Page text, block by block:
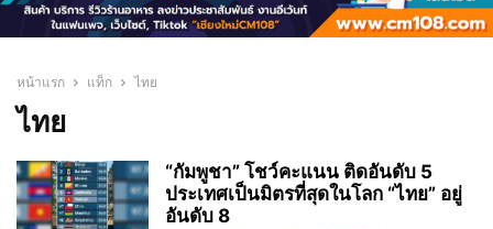
หน้าแรก แท็ก ไทย
ไทย
“กัมพูชา” โชว์คะแนน ติดอันดับ 5
ประเทศเป็นมิตรที่สุดในโลก “ไทย” อยู่
อันดับ 8